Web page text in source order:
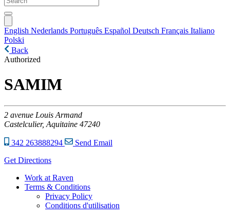
English Nederlands Português Español Deutsch Français Italiano
Polski
Back
Authorized
SAMIM
2 avenue Louis Armand
Castelculier, Aquitaine 47240
342 263888294
Send Email
Get Directions
Work at Raven
Terms & Conditions
Privacy Policy
Conditions d'utilisation